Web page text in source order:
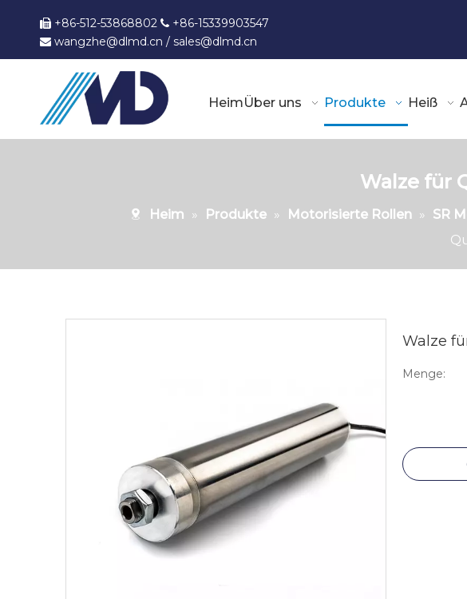
 +86-512-53868802  +86-15339903547
 wangzhe@dlmd.cn / sales@dlmd.cn
HeimÜber uns Produkte Heiß
Walze für
Heim » Produkte » Motorisierte Rollen » SR
Walze
Menge: